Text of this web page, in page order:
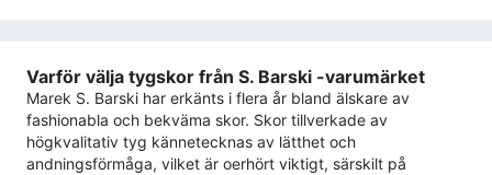
Varför välja tygskor från S. Barski -varumärket
Marek S. Barski har erkänts i flera år bland älskare av
fashionabla och bekväma skor. Skor tillverkade av
högkvalitativ tyg kännetecknas av lätthet och
andningsförmåga, vilket är oerhört viktigt, särskilt på